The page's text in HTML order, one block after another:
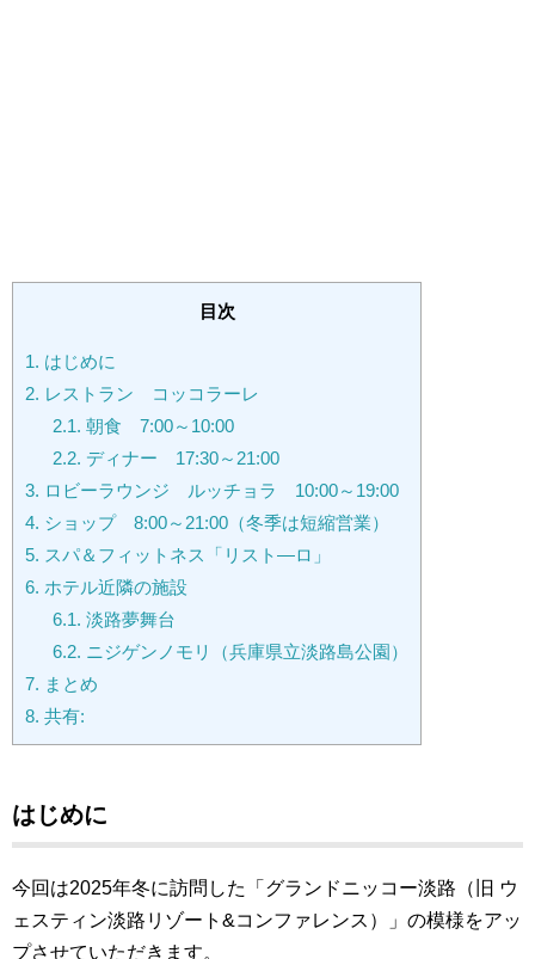
目次
1. はじめに
2. レストラン コッコラーレ
2.1. 朝食 7:00～10:00
2.2. ディナー 17:30～21:00
3. ロビーラウンジ ルッチョラ 10:00～19:00
4. ショップ 8:00～21:00（冬季は短縮営業）
5. スパ＆フィットネス「リスト―ロ」
6. ホテル近隣の施設
6.1. 淡路夢舞台
6.2. ニジゲンノモリ（兵庫県立淡路島公園）
7. まとめ
8. 共有:
はじめに
今回は2025年冬に訪問した「グランドニッコー淡路（旧 ウ
ェスティン淡路リゾート&コンファレンス）」の模様をアッ
プさせていただきます。